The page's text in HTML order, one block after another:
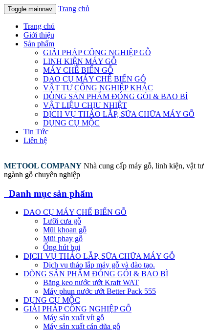
Toggle mainnav Trang chủ
Trang chủ
Giới thiệu
Sản phẩm
GIẢI PHÁP CÔNG NGHIỆP GỖ
LINH KIỆN MÁY GỖ
MÁY CHẾ BIẾN GỖ
DAO CỤ MÁY CHẾ BIẾN GỖ
VẬT TƯ CÔNG NGHIỆP KHÁC
DÒNG SẢN PHẨM ĐÓNG GÓI & BAO BÌ
VẬT LIỆU CHỊU NHIỆT
DỊCH VỤ THÁO LẮP, SỮA CHỮA MÁY GỖ
DỤNG CỤ MỘC
Tin Tức
Liên hệ
METOOL COMPANY Nhà cung cấp máy gỗ, linh kiện, vật tư
ngành gỗ chuyên nghiệp
Danh mục sản phẩm
DAO CỤ MÁY CHẾ BIẾN GỖ
Lưỡi cưa gỗ
Mũi khoan gỗ
Mũi phay gỗ
Ống hút bụi
DỊCH VỤ THÁO LẮP, SỮA CHỮA MÁY GỖ
Dịch vụ tháo lắp máy gỗ và đào tạo.
DÒNG SẢN PHẨM ĐÓNG GÓI & BAO BÌ
Băng keo nước ướt Kraft WAT
Máy phun nước ướt Better Pack 555
DỤNG CỤ MỘC
GIẢI PHÁP CÔNG NGHIỆP GỖ
Máy sản xuất vít gỗ
Máy sản xuất cán dũa gỗ